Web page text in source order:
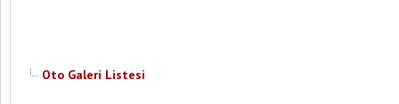
Oto Galeri Listesi